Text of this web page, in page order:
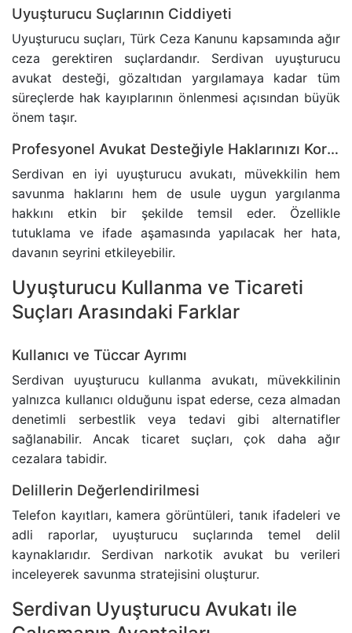
BANKA HESABINA KONULAN BLOKENIN
GAYRIMENKUL AVUKATI
HAKARET SUÇU
İZALE-I ŞUYU DAVASI
TAŞINMAZ SATIŞ VAADI SÖZLEŞMESI
ECRIMISIL DAVASI
KASTEN YARALAMA SUÇU
UYUŞTURUCU TICARETI DAVASI
ADLI KONTROL TEDBIRI
HIRSIZLIK SUÇU
KONUT DOKUNULMAZLIĞININ IHLALI SUÇU
KOVUŞTURMAYA YER OLMADIĞINA DAIR KARAR
ÖZEL HAYATIN GIZLILIĞI SUÇU
CINSEL TACIZ SUÇU
TASARRUFUN IPTALI DAVASI
Uyuşturucu Suçlarının Ciddiyeti
Uyuşturucu suçları, Türk Ceza Kanunu kapsamında ağır
ceza gerektiren suçlardandır. Serdivan uyuşturucu
avukat desteği, gözaltıdan yargılamaya kadar tüm
süreçlerde hak kayıplarının önlenmesi açısından büyük
önem taşır.
Profesyonel Avukat Desteğiyle Haklarınızı Korumak
Serdivan en iyi uyuşturucu avukatı, müvekkilin hem
savunma haklarını hem de usule uygun yargılanma
hakkını etkin bir şekilde temsil eder. Özellikle
tutuklama ve ifade aşamasında yapılacak her hata,
davanın seyrini etkileyebilir.
Uyuşturucu Kullanma ve Ticareti
Suçları Arasındaki Farklar
Kullanıcı ve Tüccar Ayrımı
Serdivan uyuşturucu kullanma avukatı, müvekkilinin
yalnızca kullanıcı olduğunu ispat ederse, ceza almadan
denetimli serbestlik veya tedavi gibi alternatifler
sağlanabilir. Ancak ticaret suçları, çok daha ağır
cezalara tabidir.
Delillerin Değerlendirilmesi
Telefon kayıtları, kamera görüntüleri, tanık ifadeleri ve
adli raporlar, uyuşturucu suçlarında temel delil
kaynaklarıdır. Serdivan narkotik avukat bu verileri
inceleyerek savunma stratejisini oluşturur.
Serdivan Uyuşturucu Avukatı ile